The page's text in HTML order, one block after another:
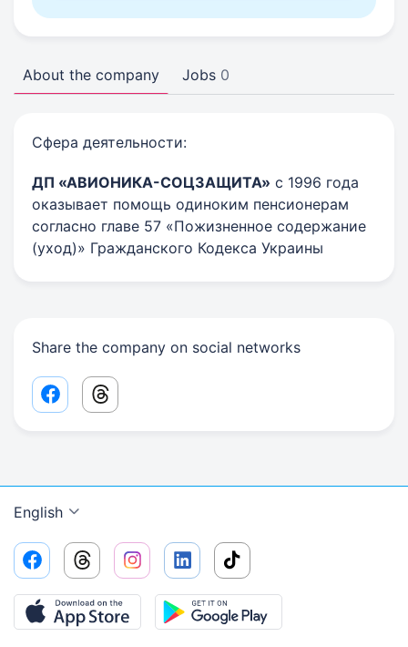
About the company Jobs 0
Сфера деятельности:
ДП «АВИОНИКА-СОЦЗАЩИТА» с 1996 года
оказывает помощь одиноким пенсионерам
согласно главе 57 «Пожизненное содержание
(уход)» Гражданского Кодекса Украины
Share the company on social networks
Facebook share link
Threads share link
English